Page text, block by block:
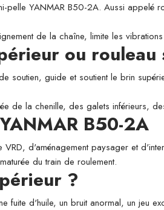
YANMAR B50-2A. Aussi
de la chaîne, limite les
ou rouleau
soutien, guide et soutient le brin
de la chenille, des galets inférieurs,
B50-2A
d'aménagement paysager et
du train de roulement.
?
fuite d'huile, un bruit anormal, un jeu